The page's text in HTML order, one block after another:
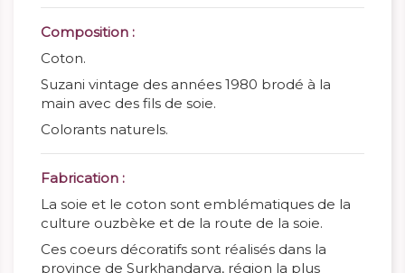
Composition :
Coton.
Suzani vintage des années 1980 brodé à la
main avec des fils de soie.
Colorants naturels.
Fabrication :
La soie et le coton sont emblématiques de la
culture ouzbèke et de la route de la soie.
Ces coeurs décoratifs sont réalisés dans la
province de Surkhandarya, région la plus